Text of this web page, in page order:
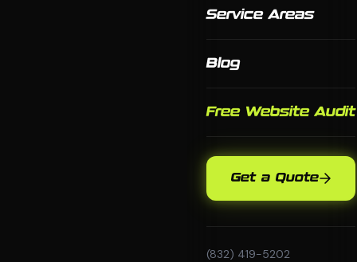
Service Areas
Blog
Free Website Audit
Get a Quote
(832) 419-5202